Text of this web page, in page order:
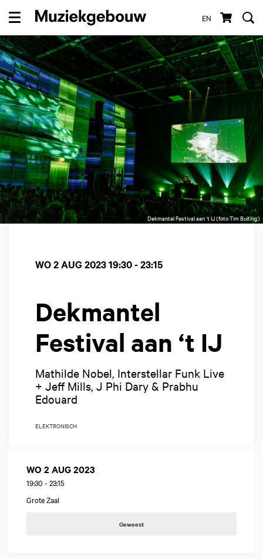
EN
Menu
Dekmantel Festival aan ‘t IJ (foto Tim Buiting)
Dekmantel
Festival aan ‘t IJ
Mathilde Nobel, Interstellar Funk Live
+ Jeff Mills, J Phi Dary & Prabhu
Edouard
WO 2 AUG 202319:30 - 23:15
ELEKTRONISCH
WO 2 AUG 2023
19:30 - 23:15
Grote Zaal
Geweest